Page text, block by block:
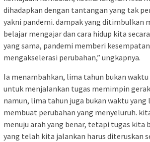
dihadapkan dengan tantangan yang tak
yakni pandemi. dampak yang ditimbulkan
belajar mengajar dan cara hidup kita
yang sama, pandemi memberi
mengakselerasi perubahan,” ungkapnya.
Ia menambahkan, lima tahun bukan
untuk menjalankan tugas memimpin
namun, lima tahun juga bukan waktu yang
membuat perubahan yang menyeluruh.
menuju arah yang benar, tetapi tugas kita
yang telah kita jalankan harus diteruskan